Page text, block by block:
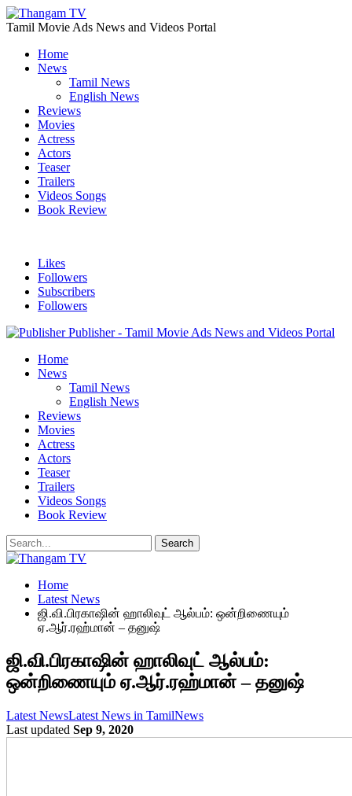
Tamil Movie Ads News and Videos Portal
Home
News
Tamil News
English News
Reviews
Movies
Actress
Actors
Teaser
Trailers
Videos Songs
Book Review
Likes
Followers
Subscribers
Followers
Publisher - Tamil Movie Ads News and Videos Portal
Home
News
Tamil News
English News
Reviews
Movies
Actress
Actors
Teaser
Trailers
Videos Songs
Book Review
Home
Latest News
ஜி.வி.பிரகாஷின் ஹாலிவுட் ஆல்பம்: ஒன்றிணையும்
ஏ.ஆர்.ரஹ்மான் – தனுஷ்
ஜி.வி.பிரகாஷின் ஹாலிவுட் ஆல்பம்:
ஒன்றிணையும் ஏ.ஆர்.ரஹ்மான் – தனுஷ்
Latest NewsLatest News in TamilNews
Last updated Sep 9, 2020